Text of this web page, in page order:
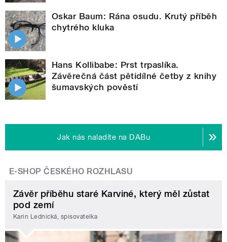
Oskar Baum: Rána osudu. Krutý příběh
chytrého kluka
Hans Kollibabe: Prst trpaslíka.
Závěrečná část pětidílné četby z knihy
šumavských pověstí
Jak nás naladíte na DABu
E-SHOP ČESKÉHO ROZHLASU
Závěr příběhu staré Karviné, který měl zůstat
pod zemí
Karin Lednická, spisovatelka